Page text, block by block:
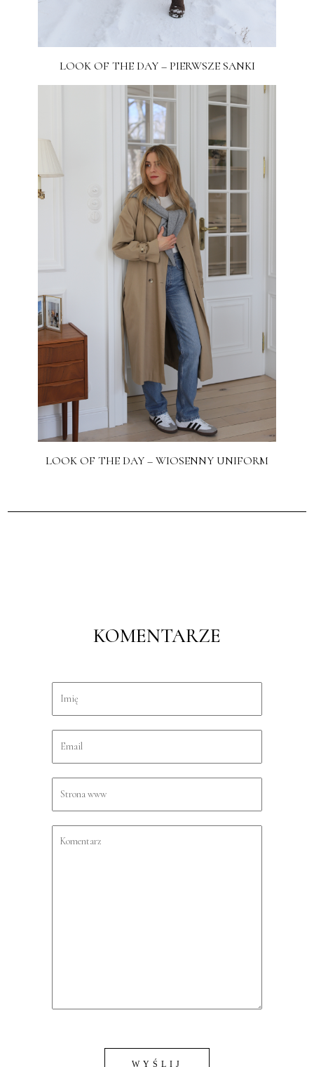
LOOK OF THE DAY – PIERWSZE SANKI
LOOK OF THE DAY – WIOSENNY UNIFORM
KOMENTARZE